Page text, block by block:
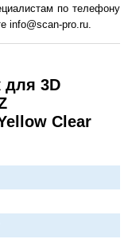
по телефону
info@scan-pro.ru.
для 3D
Clear